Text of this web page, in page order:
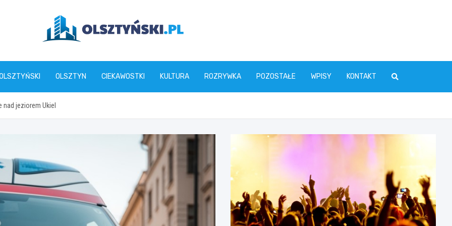
olsztynski.pl
OLSZTYN CIEKAWOSTKI KULTURA ROZRYWKA POZOSTAŁE WPISY KONTAKT
jeziorem Ukiel